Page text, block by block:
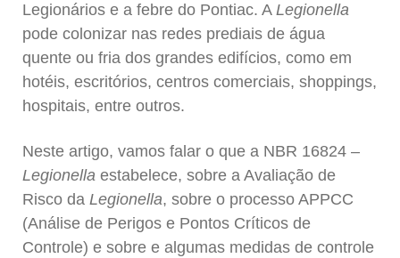
Legionários e a febre do Pontiac. A Legionella
pode colonizar nas redes prediais de água
quente ou fria dos grandes edifícios, como em
hotéis, escritórios, centros comerciais, shoppings,
hospitais, entre outros.
Neste artigo, vamos falar o que a NBR 16824 –
Legionella estabelece, sobre a Avaliação de
Risco da Legionella, sobre o processo APPCC
(Análise de Perigos e Pontos Críticos de
Controle) e sobre e algumas medidas de controle